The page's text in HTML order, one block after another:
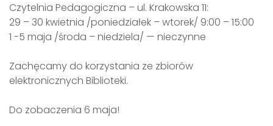
Czytelnia Pedagogiczna – ul. Krakowska 11:
29 – 30 kwietnia /poniedziałek – wtorek/ 9:00 – 15:00
1 -5 maja /środa – niedziela/ — nieczynne
Zachęcamy do korzystania ze zbiorów
elektronicznych Biblioteki.
Do zobaczenia 6 maja!